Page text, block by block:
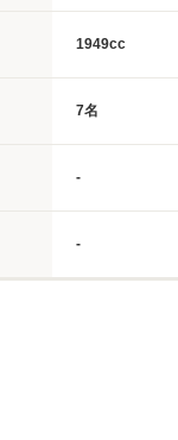
1949cc
7名
-
-